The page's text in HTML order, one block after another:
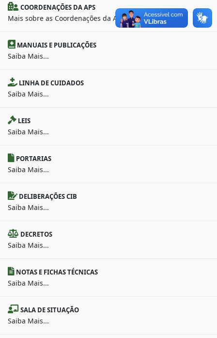
COORDENAÇÕES DA APS
Mais sobre as Coordenações da APS
MANUAIS E PUBLICAÇÕES
Saiba Mais...
LINHA DE CUIDADOS
Saiba Mais...
LEIS
Saiba Mais...
PORTARIAS
Saiba Mais...
DELIBERAÇÕES CIB
Saiba Mais...
DECRETOS
Saiba Mais...
NOTAS E FICHAS TÉCNICAS
Saiba Mais...
SALA DE SITUAÇÃO
Saiba Mais...